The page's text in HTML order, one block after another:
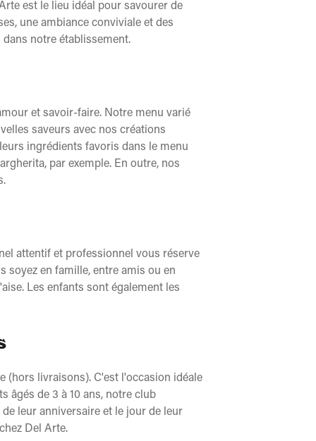
est le lieu idéal pour savourer de
une ambiance conviviale et des
notre établissement.
et savoir-faire. Notre menu varié
saveurs avec nos créations
ingrédients favoris dans le menu
par exemple. En outre, nos
attentif et professionnel vous réserve
soyez en famille, entre amis ou en
Les enfants sont également les
(hors livraisons). C'est l'occasion idéale
âgés de 3 à 10 ans, notre club
leur anniversaire et le jour de leur
Del Arte.